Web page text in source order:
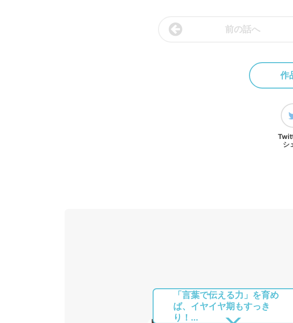
前の話へ
作
シ
「言葉で伝える力」を育め
ば、イヤイヤ期もすっき
り！...